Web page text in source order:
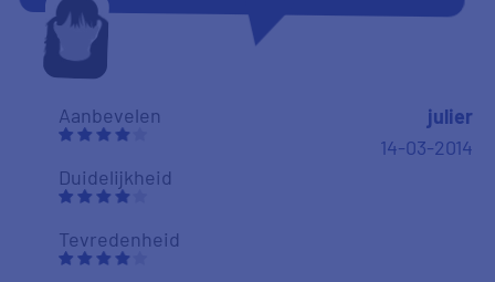
Aanbevelen
Duidelijkheid
Tevredenheid
julier
14-03-2014